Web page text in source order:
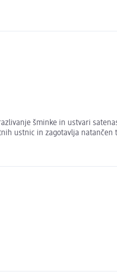
šminke in ustvari
ustnic in zagotavlja natančen